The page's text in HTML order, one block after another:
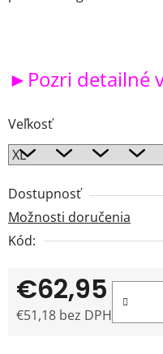
►Pozri detailné
Veľkosť
Dostupnosť
Možnosti doručenia
Kód:
€62,95
€51,18 bez DPH